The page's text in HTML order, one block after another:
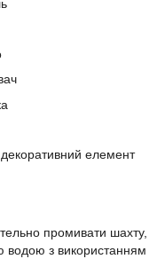
елемент
промивати шахту,
водою з використанням